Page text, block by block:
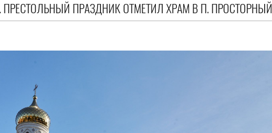
ПРЕСТОЛЬНЫЙ ПРАЗДНИК ОТМЕТИЛ ХРАМ В П. ПРОСТОРНЫЙ